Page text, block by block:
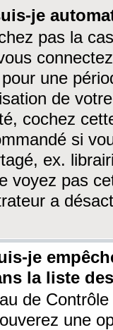
je
pas la
une
de
cochez
si
ex.
voyez pas
a
je
la liste
de
une